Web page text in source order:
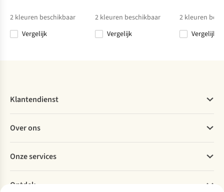
2 kleuren beschikbaar
Vergelijk
2 kleuren beschikbaar
Vergelijk
2 kleuren
Vergelijk
Klantendienst
Bestellen
Betalen
Levering
Retourneren
Bestelling herroepen
Over ons
Explore More
Verantwoord ondernemen
Over Ayacucho
Onze services
Ontdek